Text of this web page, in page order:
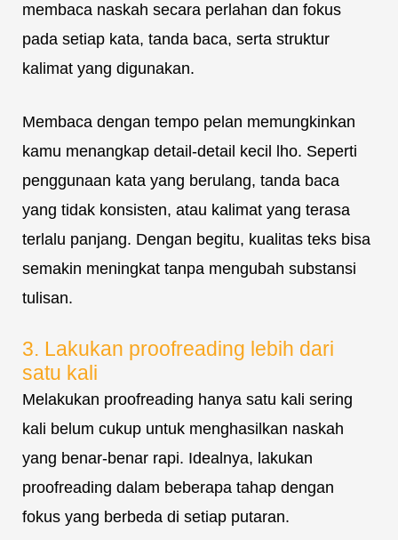
membaca naskah secara perlahan dan fokus
pada setiap kata, tanda baca, serta struktur
kalimat yang digunakan.
Membaca dengan tempo pelan memungkinkan
kamu menangkap detail-detail kecil lho. Seperti
penggunaan kata yang berulang, tanda baca
yang tidak konsisten, atau kalimat yang terasa
terlalu panjang. Dengan begitu, kualitas teks bisa
semakin meningkat tanpa mengubah substansi
tulisan.
3. Lakukan proofreading lebih dari
satu kali
Melakukan proofreading hanya satu kali sering
kali belum cukup untuk menghasilkan naskah
yang benar-benar rapi. Idealnya, lakukan
proofreading dalam beberapa tahap dengan
fokus yang berbeda di setiap putaran.